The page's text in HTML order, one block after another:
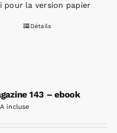
pour la version papier
Détails
143 – ebook
incluse